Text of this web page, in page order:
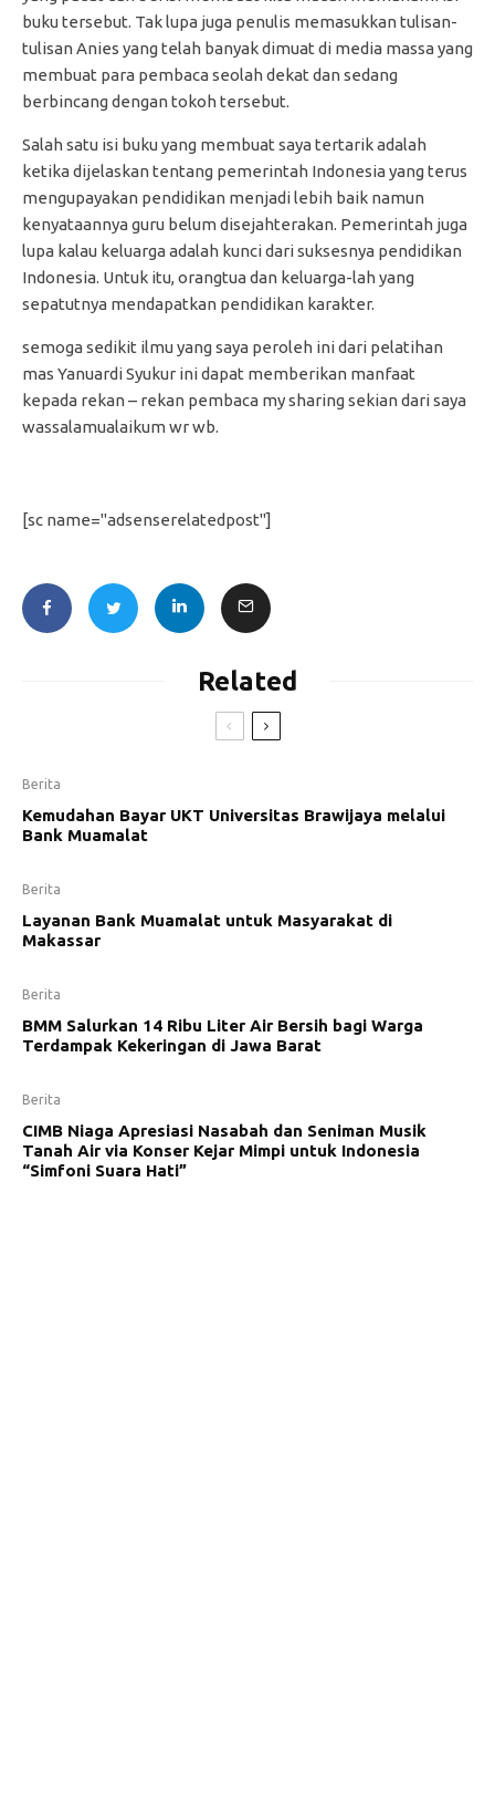
buku tersebut. Tak lupa juga penulis memasukkan tulisan-
tulisan Anies yang telah banyak dimuat di media massa yang
membuat para pembaca seolah dekat dan sedang
berbincang dengan tokoh tersebut.
Salah satu isi buku yang membuat saya tertarik adalah
ketika dijelaskan tentang pemerintah Indonesia yang terus
mengupayakan pendidikan menjadi lebih baik namun
kenyataannya guru belum disejahterakan. Pemerintah juga
lupa kalau keluarga adalah kunci dari suksesnya pendidikan
Indonesia. Untuk itu, orangtua dan keluarga-lah yang
sepatutnya mendapatkan pendidikan karakter.
semoga sedikit ilmu yang saya peroleh ini dari pelatihan
mas Yanuardi Syukur ini dapat memberikan manfaat
kepada rekan – rekan pembaca my sharing sekian dari saya
wassalamualaikum wr wb.
[sc name="adsenserelatedpost"]
Related
Berita
Kemudahan Bayar UKT Universitas Brawijaya melalui
Bank Muamalat
Berita
Layanan Bank Muamalat untuk Masyarakat di
Makassar
Berita
BMM Salurkan 14 Ribu Liter Air Bersih bagi Warga
Terdampak Kekeringan di Jawa Barat
Berita
CIMB Niaga Apresiasi Nasabah dan Seniman Musik
Tanah Air via Konser Kejar Mimpi untuk Indonesia
“Simfoni Suara Hati”